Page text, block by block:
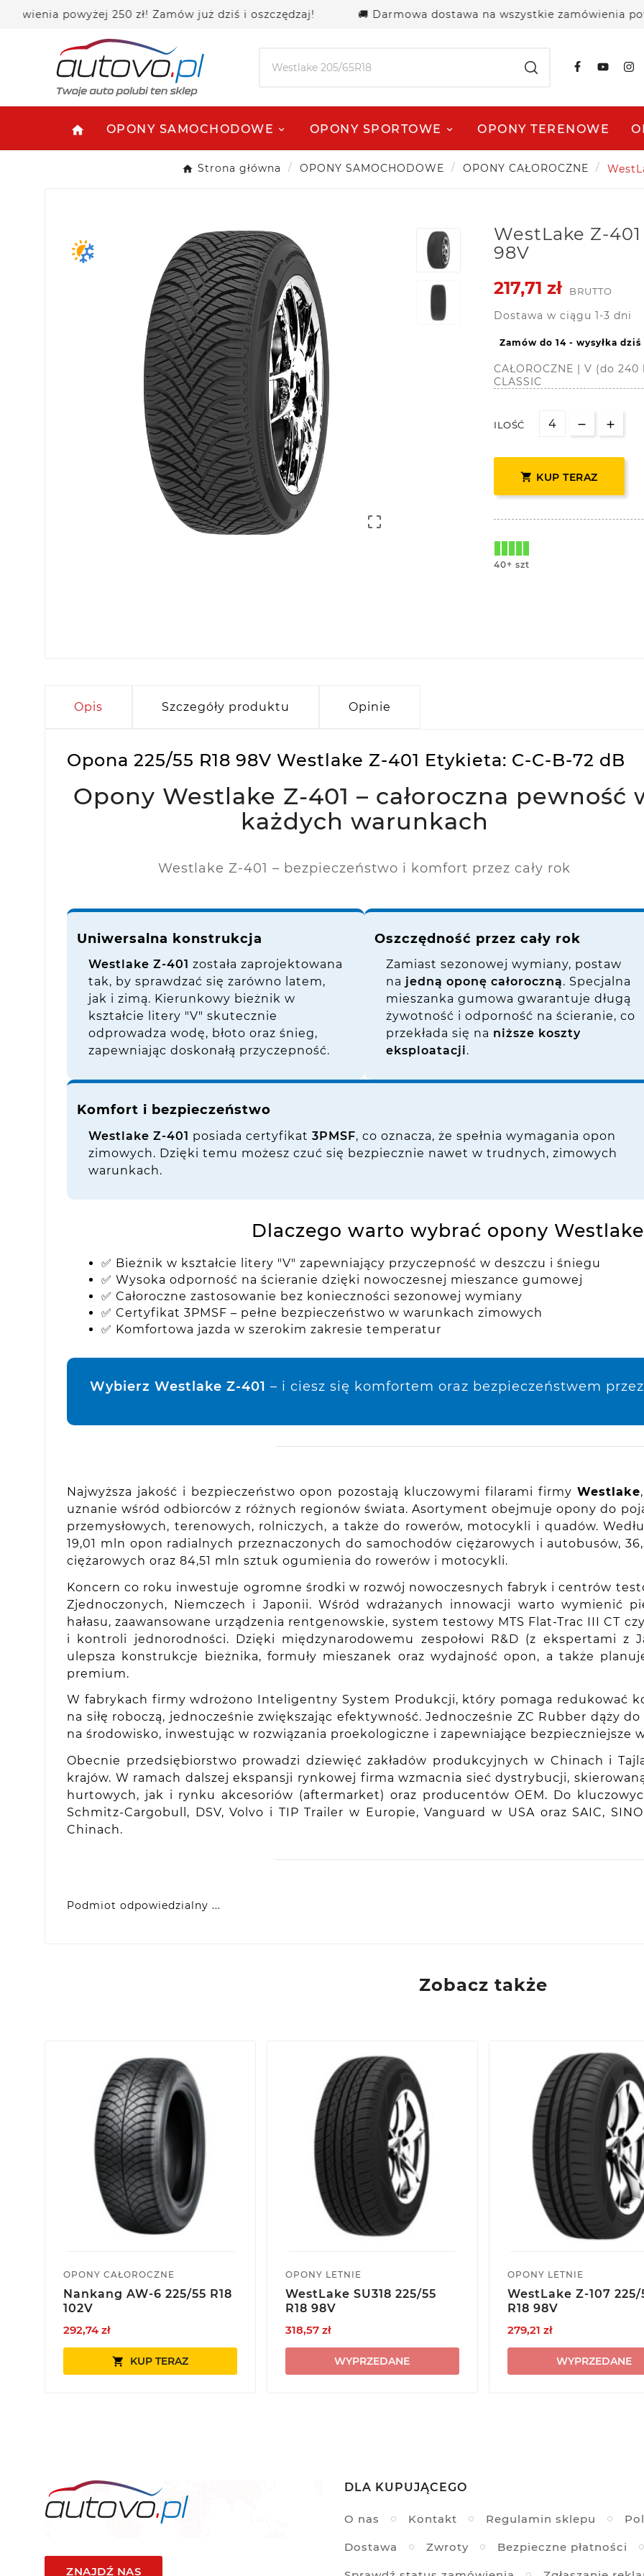
powyżej 250 zł! Zamów już dziś i oszczędzaj! 🚚 Darmowa dostawa na wszystkie zamówienia
home OPONY SAMOCHODOWE OPONY SPORTOWE OPONY TERENOWE
Strona główna OPONY SAMOCHODOWE OPONY CAŁOROCZNE

WestLake Z-401
98V
217,71 zł
BRUTTO
Dostawa w ciągu 1-3 dni
Zamów do 14 - wysyłka dziś
CAŁOROCZNE | V (do
CLASSIC
ILOŚĆ
 KUP TERAZ
40+ szt
Opis Szczegóły produktu Opinie
Opona 225/55 R18 98V Westlake Z-401 Etykieta: C-C-B-72 dB
Opony Westlake Z-401 – całoroczna pewność
każdych warunkach
Westlake Z-401 – bezpieczeństwo i komfort przez cały rok
Uniwersalna konstrukcja
Westlake Z-401 została zaprojektowana
tak, by sprawdzać się zarówno latem,
jak i zimą. Kierunkowy bieżnik w
kształcie litery "V" skutecznie
odprowadza wodę, błoto oraz śnieg,
zapewniając doskonałą przyczepność.
Oszczędność przez cały rok
Zamiast sezonowej wymiany, postaw
na jedną oponę całoroczną. Specjalna
mieszanka gumowa gwarantuje długą
żywotność i odporność na ścieranie, co
przekłada się na niższe koszty
eksploatacji.
Komfort i bezpieczeństwo
Westlake Z-401 posiada certyfikat 3PMSF, co oznacza, że spełnia wymagania opon
zimowych. Dzięki temu możesz czuć się bezpiecznie nawet w trudnych, zimowych
warunkach.
Dlaczego warto wybrać opony
✅ Bieżnik w kształcie litery "V" zapewniający przyczepność w deszczu i śniegu
✅ Wysoka odporność na ścieranie dzięki nowoczesnej mieszance gumowej
✅ Całoroczne zastosowanie bez konieczności sezonowej wymiany
✅ Certyfikat 3PMSF – pełne bezpieczeństwo w warunkach zimowych
✅ Komfortowa jazda w szerokim zakresie temperatur
Wybierz Westlake Z-401 – i ciesz się komfortem oraz bezpieczeństwem
Najwyższa jakość i bezpieczeństwo opon pozostają kluczowymi filarami firmy Westlake
uznanie wśród odbiorców z różnych regionów świata. Asortyment obejmuje opony do
przemysłowych, terenowych, rolniczych, a także do rowerów, motocykli i quadów.
19,01 mln opon radialnych przeznaczonych do samochodów ciężarowych i autobusów,
ciężarowych oraz 84,51 mln sztuk ogumienia do rowerów i motocykli.
Koncern co roku inwestuje ogromne środki w rozwój nowoczesnych fabryk i centrów
Zjednoczonych, Niemczech i Japonii. Wśród wdrażanych innowacji warto wymienić
hałasu, zaawansowane urządzenia rentgenowskie, system testowy MTS Flat-Trac III CT
i kontroli jednorodności. Dzięki międzynarodowemu zespołowi R&D (z ekspertami z
ulepsza konstrukcje bieżnika, formuły mieszanek oraz wydajność opon, a także
premium.
W fabrykach firmy wdrożono Inteligentny System Produkcji, który pomaga redukować
na siłę roboczą, jednocześnie zwiększając efektywność. Jednocześnie ZC Rubber dąży
na środowisko, inwestując w rozwiązania proekologiczne i zapewniające bezpieczniejsze
Obecnie przedsiębiorstwo prowadzi dziewięć zakładów produkcyjnych w Chinach i
krajów. W ramach dalszej ekspansji rynkowej firma wzmacnia sieć dystrybucji,
hurtowych, jak i rynku akcesoriów (aftermarket) oraz producentów OEM. Do
Schmitz-Cargobull, DSV, Volvo i TIP Trailer w Europie, Vanguard w USA oraz SAIC,
Chinach.
Podmiot odpowiedzialny ...
Zobacz także
OPONY CAŁOROCZNE
Nankang AW-6 225/55 R18
102V
292,74 zł
 KUP TERAZ
OPONY LETNIE
WestLake SU318 225/55
R18 98V
318,57 zł
WYPRZEDANE
OPONY LETNIE
WestLake Z-107 225/
R18 98V
279,21 zł
WYPRZEDANE
ZNAJDŹ NAS
DLA KUPUJĄCEGO
O nas Kontakt Regulamin sklepu
Dostawa Zwroty Bezpieczne płatności